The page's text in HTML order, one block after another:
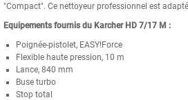
"Compact". Ce nettoyeur professionnel est
Equipements fournis du Karcher HD 7/17 M :
Poignée-pistolet, EASY!Force
Flexible haute pression, 10 m
Lance, 840 mm
Buse turbo
Stop total